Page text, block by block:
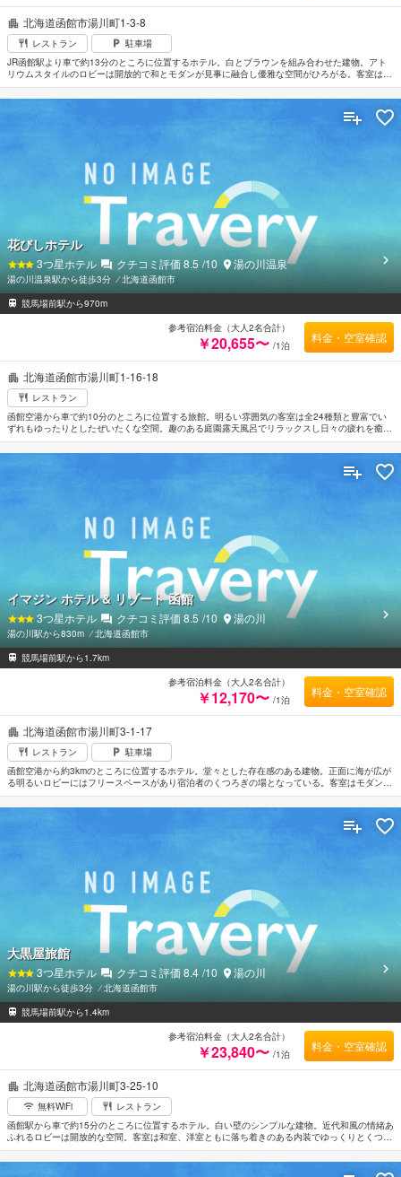
北海道函館市湯川町1-3-8
レストラン
駐車場
JR函館駅より車で約13分のところに位置するホテル。白とブラウンを組み合わせた建物。アト
リウムスタイルのロビーは開放的で和とモダンが見事に融合し優雅な空間がひろがる。客室はタ
イプによって内装が異なるが、いずれもゆとりのある造りで使い勝手のよいレイアウト。貴重な
「幻の赤湯」を使用した展望露天風呂と最上階の大浴場からは函館の街並みや津軽海峡を見渡す
北海道函館市湯川町1-16-18
レストラン
函館空港から車で約10分のところに位置する旅館。明るい雰囲気の客室は全24種類と豊富でい
ずれもゆったりとしたぜいたくな空間。趣のある庭園露天風呂でリラックスし日々の疲れを癒す
のもよい。3つのコンベンションホールを備えておりビジネスにも便利。最寄の駅は湯の川温泉
駅。
花びしホテル
3つ星ホテル クチコミ評価 8.5 /10 湯の川温泉
湯の川温泉駅から徒歩3分 ⁄北海道函館市
競馬場前駅から970m
参考宿泊料金（大人2名合計）
￥20,655〜 /1泊
料金・空室確認
北海道函館市湯川町3-1-17
レストラン
駐車場
函館空港から約3kmのところに位置するホテル。堂々とした存在感のある建物。正面に海が広が
る明るいロビーにはフリースペースがあり宿泊者のくつろぎの場となっている。客室はモダンな
インテリアでまとめられたゆとりある造り。最上階にある展望露天風呂「ウスケシの湯」からは
雄大な海の風景とともに函館山や汐首岬の自然豊かな景観を堪能できる。JR函館駅まで車で約
イマジン ホテル & リゾート 函館
3つ星ホテル クチコミ評価 8.5 /10 湯の川
湯の川駅から830m ⁄北海道函館市
競馬場前駅から1.7km
参考宿泊料金（大人2名合計）
￥12,170〜 /1泊
料金・空室確認
北海道函館市湯川町3-25-10
無料WiFi
レストラン
函館駅から車で約15分のところに位置するホテル。白い壁のシンプルな建物。近代和風の情緒あ
ふれるロビーは開放的な空間。客室は和室、洋室ともに落ち着きのある内装でゆっくりとくつろ
げる。循環ろ過、消毒を一切しない温泉が楽しめる。函館周辺の観光スポットにアクセスしやす
い便利なロケーション。函館空港から車で約8分。
大黒屋旅館
3つ星ホテル クチコミ評価 8.4 /10 湯の川
湯の川駅から徒歩3分 ⁄北海道函館市
競馬場前駅から1.4km
参考宿泊料金（大人2名合計）
￥23,840〜 /1泊
料金・空室確認